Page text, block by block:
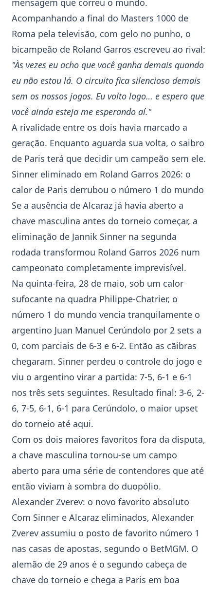
mensagem que correu o mundo.
Acompanhando a final do Masters 1000 de
Roma pela televisão, com gelo no punho, o
bicampeão de Roland Garros escreveu ao rival:
"Às vezes eu acho que você ganha demais quando
eu não estou lá. O circuito fica silencioso demais
sem os nossos jogos. Eu volto logo… e espero que
você ainda esteja me esperando aí."
A rivalidade entre os dois havia marcado a
geração. Enquanto aguarda sua volta, o saibro
de Paris terá que decidir um campeão sem ele.
Sinner eliminado em Roland Garros 2026: o
calor de Paris derrubou o número 1 do mundo
Se a ausência de Alcaraz já havia aberto a
chave masculina antes do torneio começar, a
eliminação de Jannik Sinner na segunda
rodada transformou Roland Garros 2026 num
campeonato completamente imprevisível.
Na quinta-feira, 28 de maio, sob um calor
sufocante na quadra Philippe-Chatrier, o
número 1 do mundo vencia tranquilamente o
argentino Juan Manuel Cerúndolo por 2 sets a
0, com parciais de 6-3 e 6-2. Então as cãibras
chegaram. Sinner perdeu o controle do jogo e
viu o argentino virar a partida: 7-5, 6-1 e 6-1
nos três sets seguintes. Resultado final: 3-6, 2-
6, 7-5, 6-1, 6-1 para Cerúndolo, o maior upset
do torneio até aqui.
Com os dois maiores favoritos fora da disputa,
a chave masculina tornou-se um campo
aberto para uma série de contendores que até
então viviam à sombra do duopólio.
Alexander Zverev: o novo favorito absoluto
Com Sinner e Alcaraz eliminados, Alexander
Zverev assumiu o posto de favorito número 1
nas casas de apostas, segundo o BetMGM. O
alemão de 29 anos é o segundo cabeça de
chave do torneio e chega a Paris em boa